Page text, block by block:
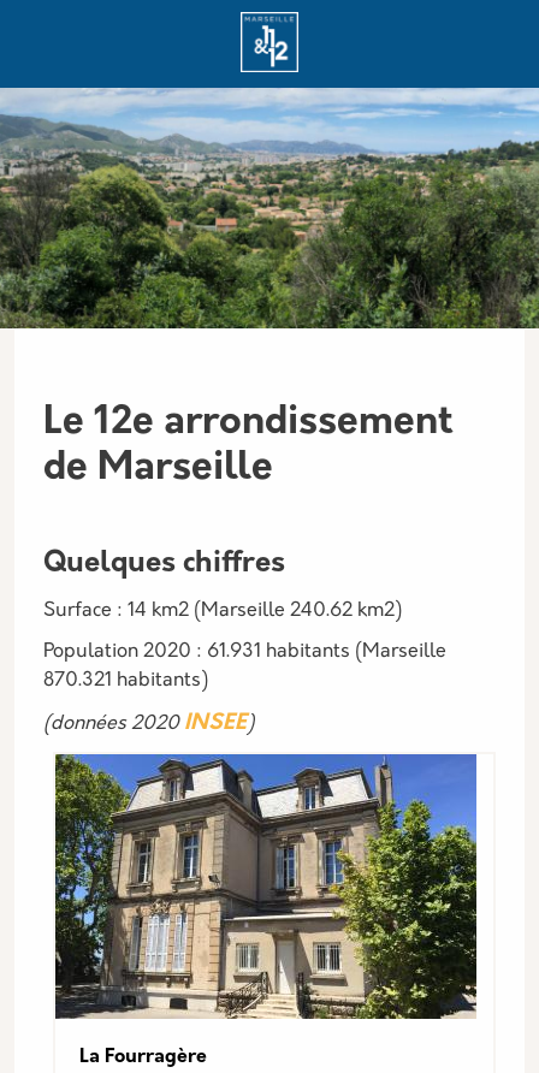
Le 12e arrondissement
de Marseille
Description
Quelques chiffres
Surface : 14 km2 (Marseille 240.62 km2)
Population 2020 : 61.931 habitants (Marseille
870.321 habitants)
(données 2020 INSEE)
La Fourragère
Panneau de gestion des cookies